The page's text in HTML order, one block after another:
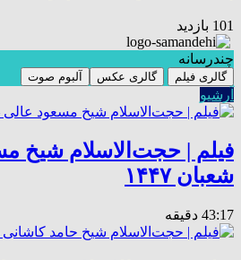
101 بازدید
چندرسانه
گالری فیلم گالری عکس آلبوم صوت
آرشیو
فیلم | حجت‌الاسلام شیخ
شعبان ۱۴۴۷
43:17 دقیقه